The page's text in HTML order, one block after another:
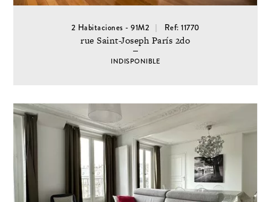
2 Habitaciones - 91M2 Ref: 11770
rue Saint-Joseph París 2do
INDISPONIBLE